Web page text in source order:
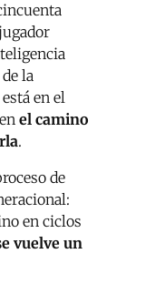
la
en el
el camino
.
de
en ciclos
vuelve un